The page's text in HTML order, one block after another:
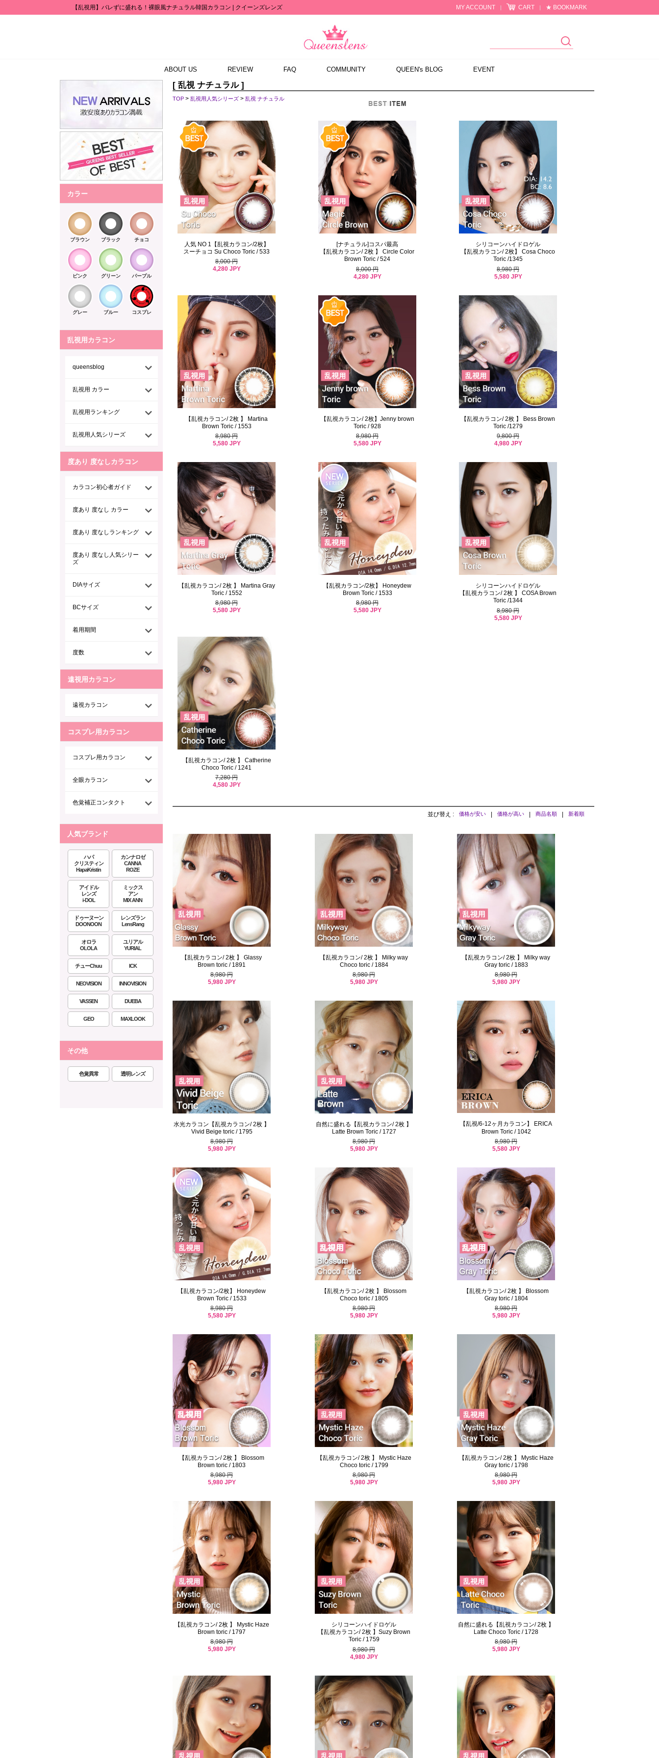
【乱視用】バレずに盛れる！裸眼風ナチュラル韓国カラコン | クイーンズレンズ MY ACCOUNT | CART | ★ BOOKMARK
ABOUT US REVIEW FAQ COMMUNITY QUEEN's BLOG EVENT
カラー
ブラウン ブラック チョコ
ピンク グリーン パープル
グレー ブルー コスプレ
乱視用カラコン
queensblog
乱視用 カラー
乱視用ランキング
乱視用人気シリーズ
度あり 度なしカラコン
カラコン初心者ガイド
度あり 度なし カラー
度あり 度なしランキング
度あり 度なし人気シリー
ズ
DIAサイズ
BCサイズ
着用期間
度数
遠視用カラコン
遠視カラコン
コスプレ用カラコン
コスプレ用カラコン
全眼カラコン
色覚補正コンタクト
人気ブランド
ハパ
クリスティン
HapaKristin
カンナロゼ
CANNA
ROZE
アイドル
レンズ
i-DOL
ミックス
アン
MIX ANN
ドゥーヌーン
DOONOON
レンズラン
LensRang
オロラ
OLOLA
ユリアル
YURIAL
チューChuu ICK
NEOVISION INNOVISION
VASSEN DUEBA
GEO MAXLOOK
その他
色覚異常 透明レンズ
[ 乱視 ナチュラル ]
TOP > 乱視用人気シリーズ > 乱視 ナチュラル
人気 NO 1【乱視カラコン/2枚】
スーチョコ Su Choco Toric / 533
8,000 円
4,280 JPY
[ナチュラル]コスパ最高
【乱視カラコン/ 2枚 】 Circle Color
Brown Toric / 524
8,000 円
4,280 JPY
シリコーンハイドロゲル
【乱視カラコン/ 2枚】 Cosa Choco
Toric /1345
8,980 円
5,580 JPY
【乱視カラコン/ 2枚 】 Martina
Brown Toric / 1553
8,980 円
5,580 JPY
【乱視カラコン/ 2枚】Jenny brown
Toric / 928
8,980 円
5,580 JPY
【乱視カラコン/ 2枚 】 Bess Brown
Toric /1279
9,800 円
4,980 JPY
【乱視カラコン/ 2枚 】 Martina Gray
Toric / 1552
8,980 円
5,580 JPY
【乱視カラコン/2枚】 Honeydew
Brown Toric / 1533
8,980 円
5,580 JPY
シリコーンハイドロゲル
【乱視カラコン/ 2枚 】 COSA Brown
Toric /1344
8,980 円
5,580 JPY
【乱視カラコン/ 2枚 】 Catherine
Choco Toric / 1241
7,280 円
4,580 JPY
並び替え : 価格が安い 価格が高い 商品名順 新着順
【乱視カラコン/ 2枚 】 Glassy
Brown toric / 1891
8,980 円
5,980 JPY
【乱視カラコン/ 2枚 】 Milky way
Choco toric / 1884
8,980 円
5,980 JPY
【乱視カラコン/ 2枚 】 Milky way
Gray toric / 1883
8,980 円
5,980 JPY
水光カラコン【乱視カラコン/ 2枚 】
Vivid Beige toric / 1795
8,980 円
5,980 JPY
自然に盛れる【乱視カラコン/ 2枚 】
Latte Brown Toric / 1727
8,980 円
5,980 JPY
【乱視/6-12ヶ月カラコン】 ERICA
Brown Toric / 1042
8,980 円
5,580 JPY
【乱視カラコン/2枚】 Honeydew
Brown Toric / 1533
8,980 円
5,580 JPY
【乱視カラコン/ 2枚 】 Blossom
Choco toric / 1805
8,980 円
5,980 JPY
【乱視カラコン/ 2枚 】 Blossom
Gray toric / 1804
8,980 円
5,980 JPY
【乱視カラコン/ 2枚 】 Blossom
Brown toric / 1803
8,980 円
5,980 JPY
【乱視カラコン/ 2枚 】 Mystic Haze
Choco toric / 1799
8,980 円
5,980 JPY
【乱視カラコン/ 2枚 】 Mystic Haze
Gray toric / 1798
8,980 円
5,980 JPY
【乱視カラコン/ 2枚 】 Mystic Haze
Brown toric / 1797
8,980 円
5,980 JPY
シリコーンハイドロゲル
【乱視カラコン/ 2枚 】Suzy Brown
Toric / 1759
8,980 円
4,980 JPY
自然に盛れる【乱視カラコン/ 2枚 】
Latte Choco Toric / 1728
8,980 円
5,980 JPY